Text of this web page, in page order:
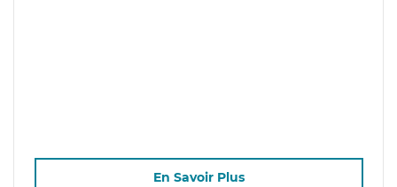
En Savoir Plus